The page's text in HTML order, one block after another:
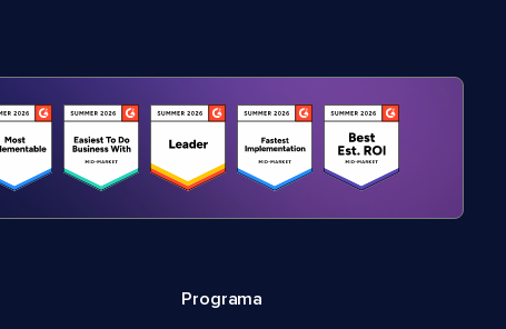
Programa